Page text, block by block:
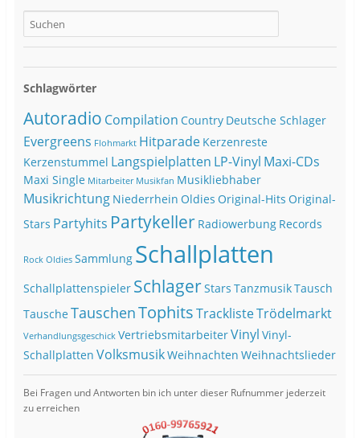
Schlagwörter
Autoradio Compilation Country Deutsche Schlager
Evergreens Flohmarkt Hitparade Kerzenreste
Kerzenstummel Langspielplatten LP-Vinyl Maxi-CDs
Maxi Single Mitarbeiter Musikfan Musikliebhaber
Musikrichtung Niederrhein Oldies Original-Hits Original-
Stars Partyhits Partykeller Radiowerbung Records
Rock Oldies Sammlung Schallplatten
Schallplattenspieler SchlagerStars TanzmusikTausch
TauscheTauschenTophitsTracklisteTrödelmarkt
Verhandlungsgeschick VertriebsmitarbeiterVinyl Vinyl-
Schallplatten VolksmusikWeihnachten Weihnachtslieder
Bei Fragen und Antworten bin ich unter dieser Rufnummer jederzeit
zu erreichen